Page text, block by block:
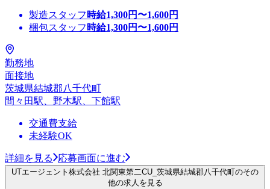
製造スタッフ 時給1,300円〜1,600円
梱包スタッフ 時給1,300円〜1,600円
勤務地
面接地
茨城県結城郡八千代町
間々田駅、野木駅、下館駅
交通費支給
未経験OK
詳細を見る 応募画面に進む
UTエージェント株式会社 北関東第二CU_茨城県結城郡八千代町のその
他の求人を見る